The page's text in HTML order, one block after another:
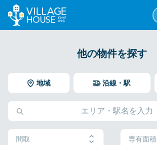
他の物件を探す
地域 沿線・駅
間取 専有面積